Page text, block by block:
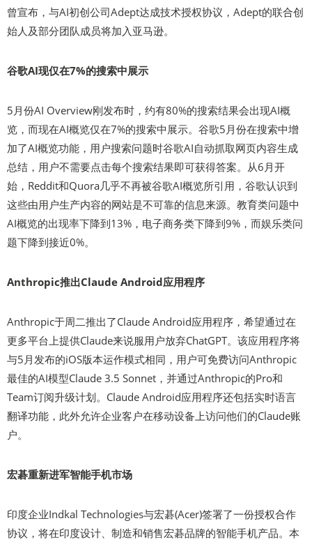
曾宣布，与AI初创公司Adept达成技术授权协议，Adept的联合创
始人及部分团队成员将加入亚马逊。
谷歌AI现仅在7%的搜索中展示
5月份AI Overview刚发布时，约有80%的搜索结果会出现AI概
览，而现在AI概览仅在7%的搜索中展示。谷歌5月份在搜索中增
加了AI概览功能，用户搜索问题时谷歌AI自动抓取网页内容生成
总结，用户不需要点击每个搜索结果即可获得答案。从6月开
始，Reddit和Quora几乎不再被谷歌AI概览所引用，谷歌认识到
这些由用户生产内容的网站是不可靠的信息来源。教育类问题中
AI概览的出现率下降到13%，电子商务类下降到9%，而娱乐类问
题下降到接近0%。
Anthropic推出Claude Android应用程序
Anthropic于周二推出了Claude Android应用程序，希望通过在
更多平台上提供Claude来说服用户放弃ChatGPT。该应用程序将
与5月发布的iOS版本运作模式相同，用户可免费访问Anthropic
最佳的AI模型Claude 3.5 Sonnet，并通过Anthropic的Pro和
Team订阅升级计划。Claude Android应用程序还包括实时语言
翻译功能，此外允许企业客户在移动设备上访问他们的Claude账
户。
宏碁重新进军智能手机市场
印度企业Indkal Technologies与宏碁(Acer)签署了一份授权合作
协议，将在印度设计、制造和销售宏碁品牌的智能手机产品。本